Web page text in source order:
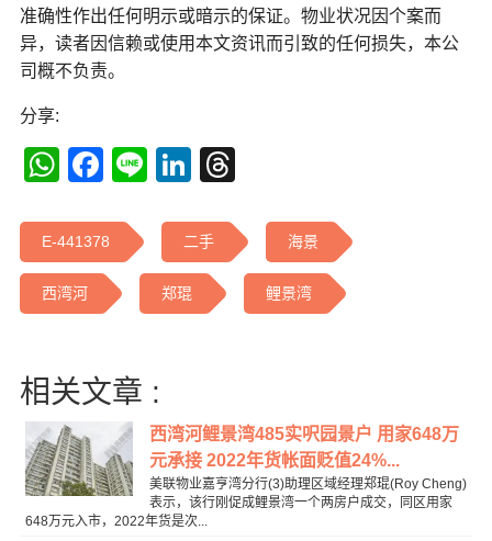
准确性作出任何明示或暗示的保证。物业状况因个案而
异，读者因信赖或使用本文资讯而引致的任何损失，本公
司概不负责。
分享:
WhatsApp
Facebook
LineLinkedIn
E-441378 二手 海景
西湾河 郑琨 鲤景湾
相关文章 :
西湾河鲤景湾485实呎园景户 用家648万
元承接 2022年货帐面贬值24%...
美联物业嘉亨湾分行(3)助理区域经理郑琨(Roy Cheng)
表示，该行刚促成鲤景湾一个两房户成交，同区用家
648万元入市，2022年货是次...